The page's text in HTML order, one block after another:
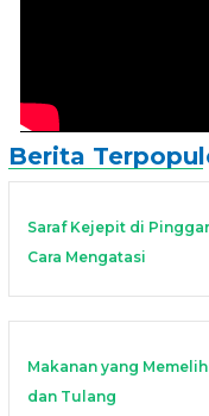
Berita
Saraf Kejepit di
Cara Mengatasi
Makanan yang
dan Tulang